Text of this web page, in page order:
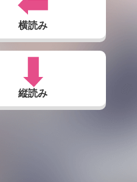
横読み
縦読み